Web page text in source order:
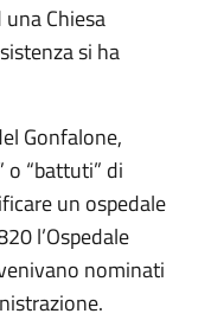
Chiesa
si ha
Gonfalone,
o “battuti” di
un ospedale
l’Ospedale
nominati